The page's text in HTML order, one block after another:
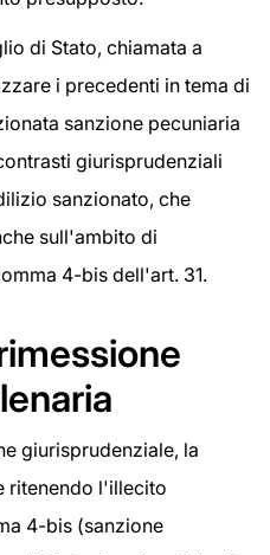
di Stato, chiamata a
i precedenti in tema di
sanzione pecuniaria
giurisprudenziali
sanzionato, che
sull'ambito di
4-bis dell'art. 31.
giurisprudenziale, la
ritenendo l'illecito
4-bis (sanzione